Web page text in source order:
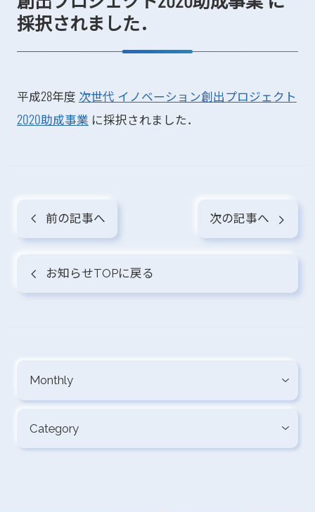
採択されました．
平成28年度 次世代 イノベーション創出プロジェクト
2020助成事業 に採択されました．
前の記事へ 次の記事へ
お知らせTOPに戻る